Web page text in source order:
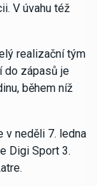
V úvahu též
realizační tým
do zápasů je
během níž
v neděli 7. ledna
Digi Sport 3.